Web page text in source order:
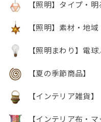
【照明】タイプ・明
【照明】素材・地域
【照明まわり】電
【夏の季節商品】
【インテリア雑貨】
【インテリア布・マ